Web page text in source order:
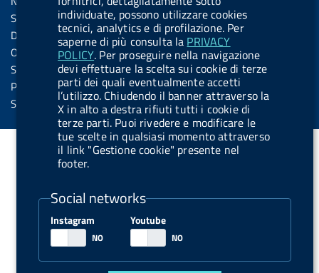
individuate, possono utilizzare cookies
tecnici, analytics e di profilazione. Per
saperne di più consulta la PRIVACY
POLICY. Per proseguire nella navigazione
devi effettuare la scelta sui cookie di terze
parti dei quali eventualmente accetti
l’utilizzo. Chiudendo il banner attraverso la
X in alto a destra rifiuti tutti i cookie di
terze parti. Puoi rivedere e modificare le
tue scelte in qualsiasi momento attraverso
il link "Gestione cookie" presente nel
footer.
Social networks
Instagram Youtube
t
t
o
n
.
i
n
s
t
g
r
m
t
t
o
n
.
s
p
o
f
y
Social Media Policy
Dichiarazione di accessibilità
Obiettivi di accessibilità
Statistiche sito
Privacy
Servizi Online